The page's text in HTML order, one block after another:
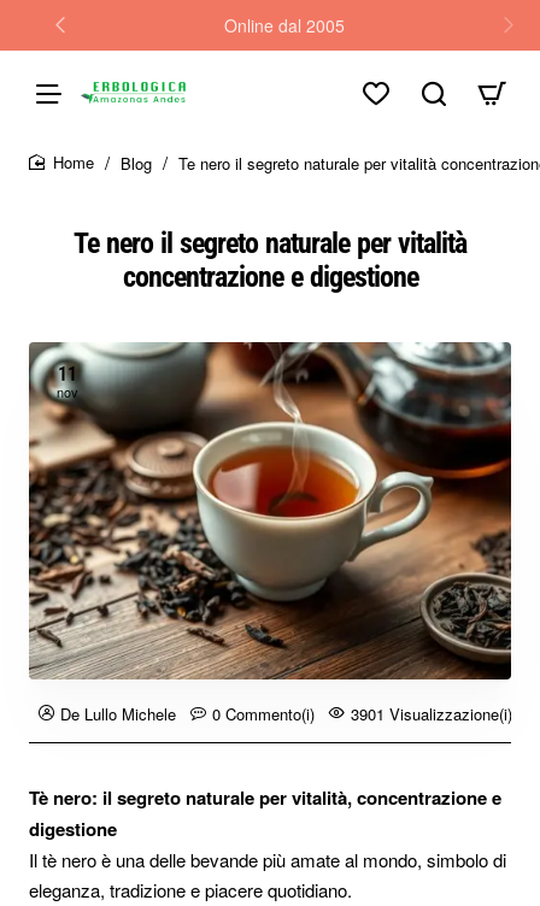
Online dal 2005
Te nero il segreto naturale per vitalità
concentrazione e digestione
Blog Te nero il segreto naturale per vitalità
11
nov
De Lullo Michele 0 Commento(i) 3901 Visualizzazione(i)
Tè nero: il segreto naturale per vitalità, concentrazione e
digestione
Il tè nero è una delle bevande più amate al mondo, simbolo di
eleganza, tradizione e piacere quotidiano.